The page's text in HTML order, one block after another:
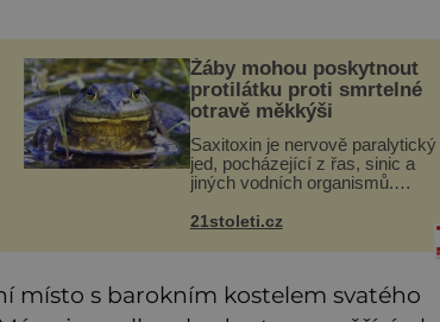
Žáby mohou poskytnout
protilátku proti smrtelné
otravě měkkýši
Saxitoxin je nervově paralytický
jed, pocházející z řas, sinic a
jiných vodních organismů.
lidmi konzumovaných mlžích,
příznakům otravy patří
21stoleti.cz
místo s barokním kostelem svatého